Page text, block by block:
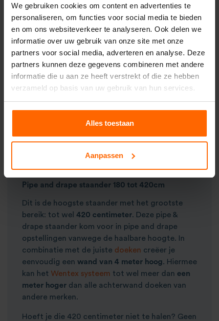
We gebruiken cookies om content en advertenties te
personaliseren, om functies voor social media te bieden
en om ons websiteverkeer te analyseren. Ook delen we
informatie over uw gebruik van onze site met onze
partners voor social media, adverteren en analyse. Deze
partners kunnen deze gegevens combineren met andere
informatie die u aan ze heeft verstrekt of die ze hebben
verzameld op basis van uw gebruik van hun services.
Alles toestaan
Aanpassen
doeken aan de zijkanten niet te hoog zijn, maar
wel zorgen voor eennette afscheiding.
Pipe and drape staander 150 tot 250cm
De middelste staander op de afbeelding is
bedoeld om eenlichtarmatuurop te monteren
wanneer een driepootlichtstatiefniet
representatief genoeg is. De lengte van deze
staander is ingeschoven maar150 centimeter
waardoor hij gemakkelijker in eenpersonenauto
past dan zijn grotere broer.
Je vindt deze staandertot 250 centimeter
onder andere terug in onze verschillende
Pipe and drape staander 180 tot 420cm
Dit is de hoogste staander met het grootste
bereik: tot wel
420 centimeter. Deze pipe &
drape staander kom voor in pipe and drape
opstellingen vanwege de haalbare hoogte. In
combinatie met de juiste doeken creëer je
eenvoudig een wand van 4 meter hoog. Hiermee
kan het Wentex systeem tot wel meer dan een
meter hoger dan alle achterwand doeken van
andere merken.
Hoeft je die 420 centimeter niet te halen? Geen